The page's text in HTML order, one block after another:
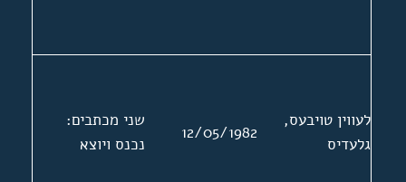
לעווין טויבעס,
גלעדיס
12/05/1982
שני מכתבים:
נכנס ויוצא